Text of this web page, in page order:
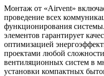
Монтаж от «Airvent»
проведение всех
функционирования
элементов гарантирует
оптимизацией
проектами любой
вентиляционных систем в
установки компактных